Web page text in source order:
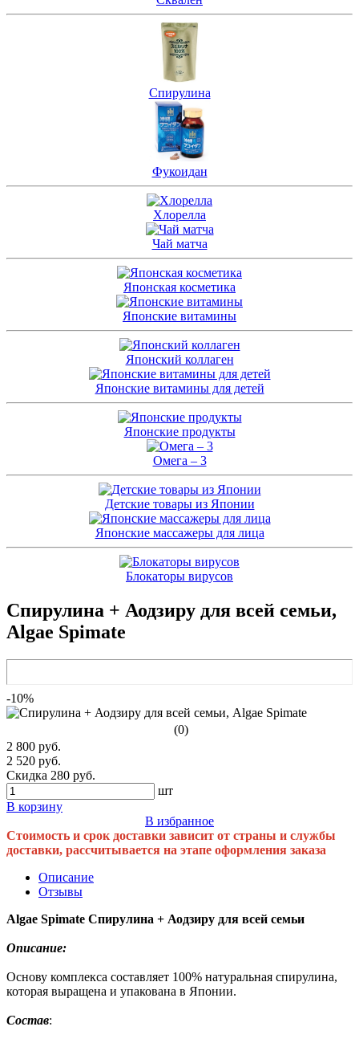
Спирулина
Фукоидан
Хлорелла
Чай матча
Японская косметика
Японские витамины
Японский коллаген
Японские витамины для детей
Японские продукты
Омега – 3
Детские товары из Японии
Японские массажеры для лица
Блокаторы вирусов
Спирулина + Аодзиру для всей семьи,
Algae Spimate
-10%
(0)
2 800 руб.
2 520 руб.
Скидка 280 руб.
шт
В корзину
В избранное
Стоимость и срок доставки зависит от страны и службы
доставки, рассчитывается на этапе оформления заказа
Описание
Отзывы
Algae Spimate Спирулина + Аодзиру для всей семьи
Описание:
Основу комплекса составляет 100% натуральная спирулина,
которая выращена и упакована в Японии.
Состав: